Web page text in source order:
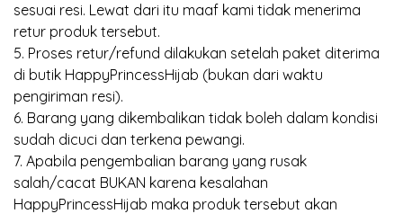
sesuai resi. Lewat dari itu maaf kami tidak menerima
retur produk tersebut.
5. Proses retur/refund dilakukan setelah paket diterima
di butik HappyPrincessHijab (bukan dari waktu
pengiriman resi).
6. Barang yang dikembalikan tidak boleh dalam kondisi
sudah dicuci dan terkena pewangi.
7. Apabila pengembalian barang yang rusak
salah/cacat BUKAN karena kesalahan
HappyPrincessHijab maka produk tersebut akan